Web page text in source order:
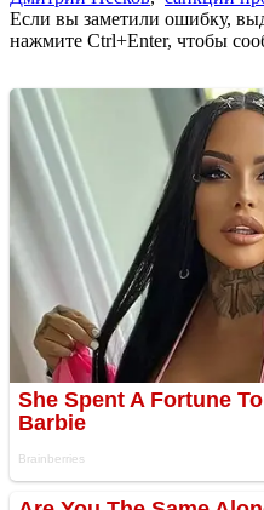
Если вы заметили ошибку,
нажмите Ctrl+Enter, чтобы